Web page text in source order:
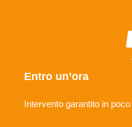
Entro un’ora
Intervento garantito in